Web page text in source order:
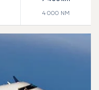
4 000 NM